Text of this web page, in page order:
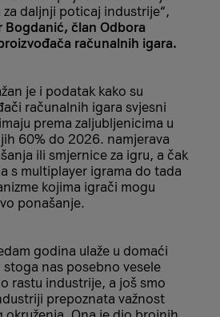
daljnji poticaj industrije“,
Bogdanić, član Odbora
računalnih igara.
je i podatak kako su
računalnih igara svjesni
prema zaljubljenicima u
60% do 2026. namjerava
ili smjernice za igru, a čak
s multiplayer igrama do tada
kojima igrači mogu
ponašanje.
godina ulaže u domaći
nas posebno vesele
rastu industrije, a još smo
prepoznata važnost